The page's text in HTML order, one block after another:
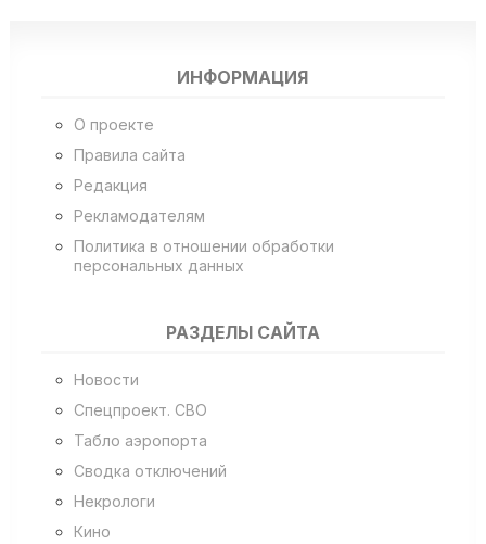
ИНФОРМАЦИЯ
О проекте
Правила сайта
Редакция
Рекламодателям
Политика в отношении обработки
персональных данных
РАЗДЕЛЫ САЙТА
Новости
Спецпроект. СВО
Табло аэропорта
Сводка отключений
Некрологи
Кино